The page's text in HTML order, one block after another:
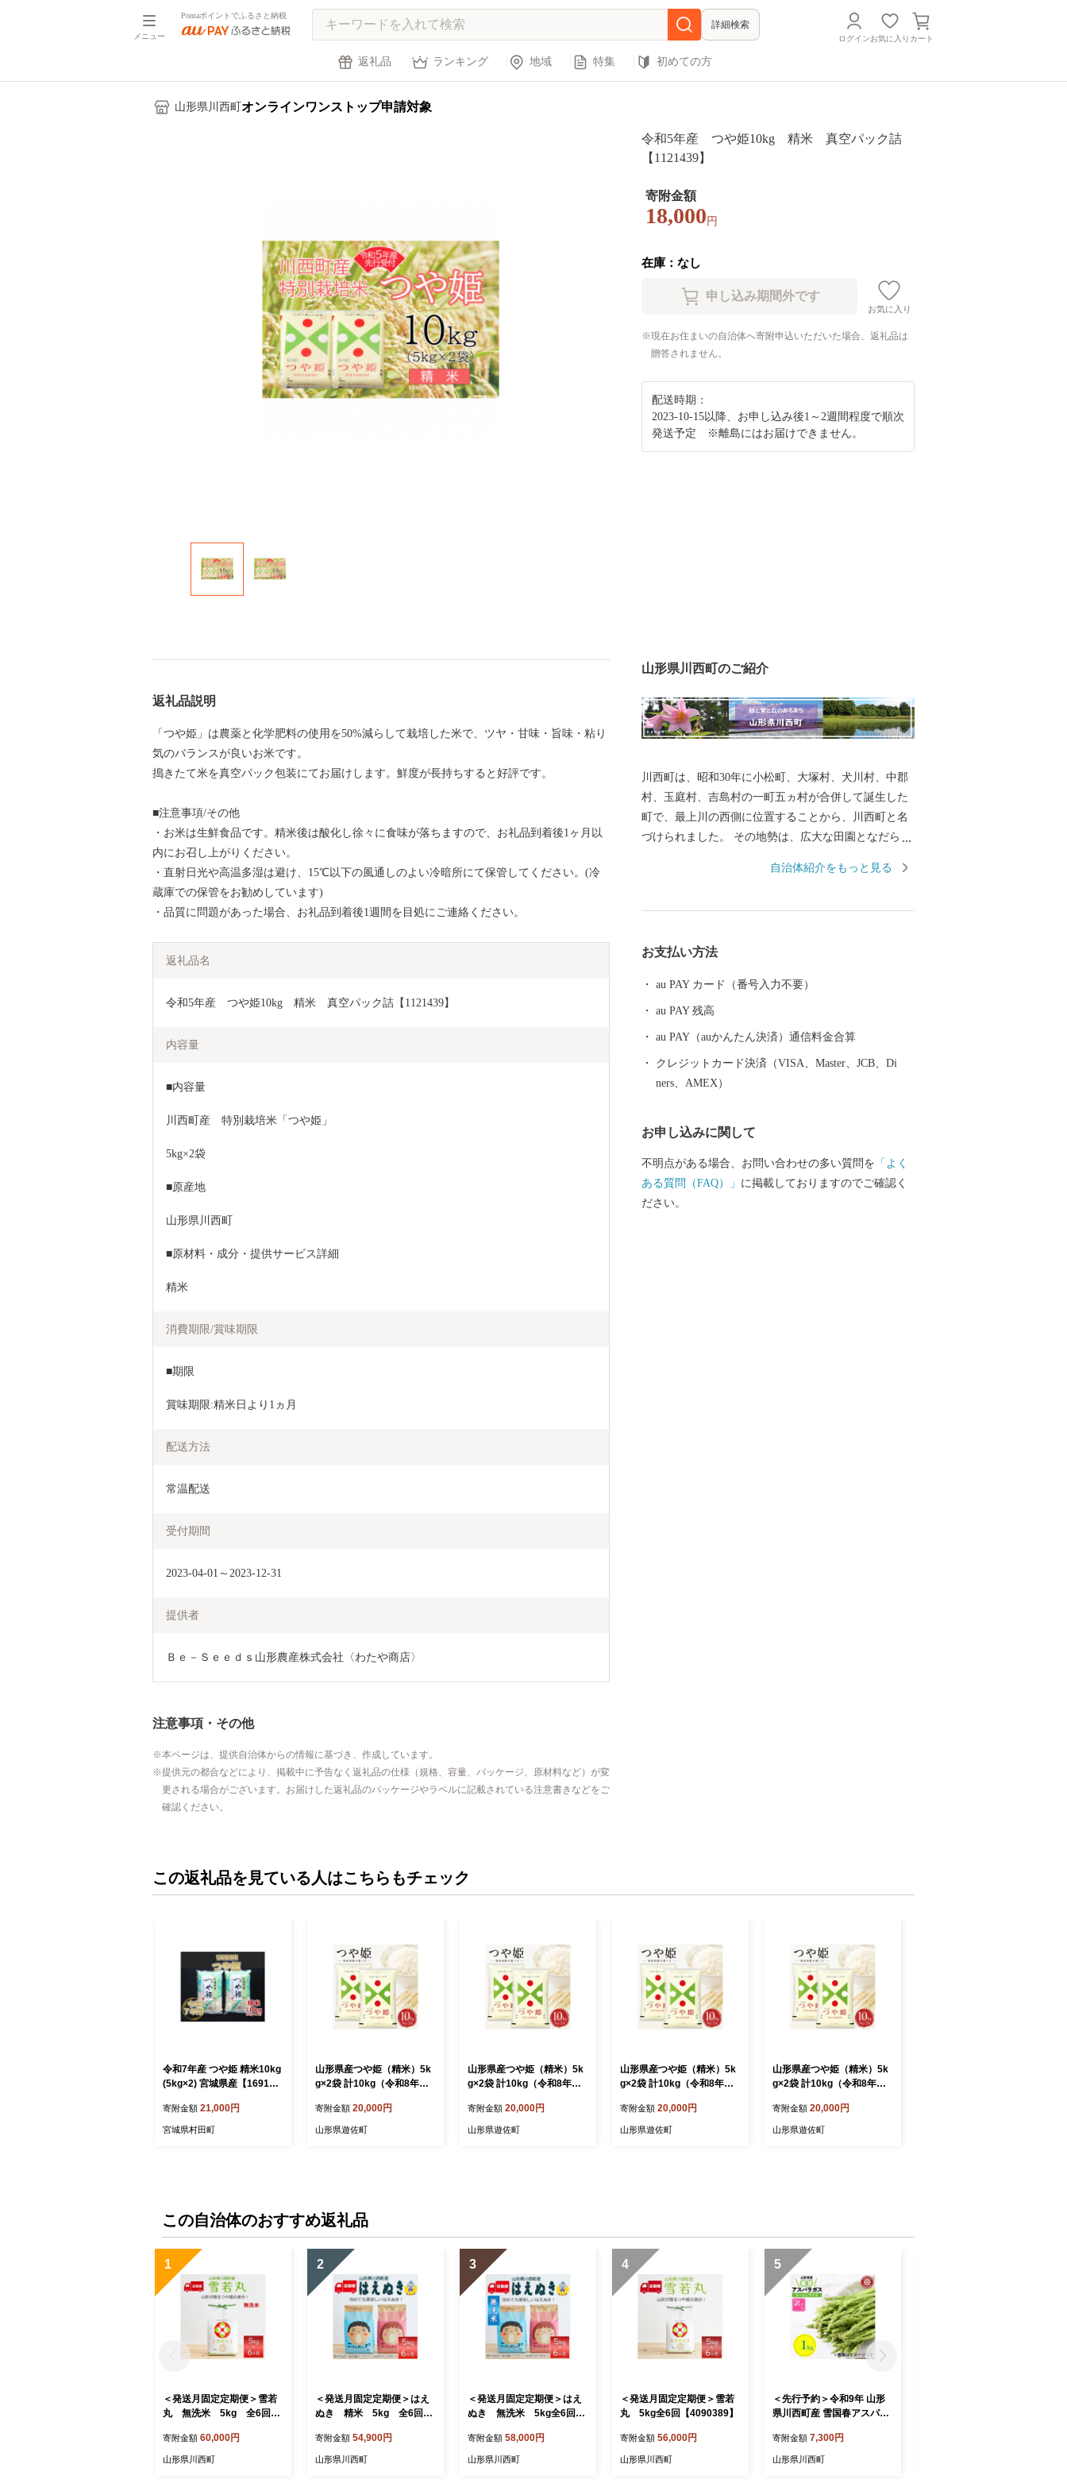
メニュー
Pontaポイントでふるさと納税
詳細検索
ログインお気に入り カート
返礼品 ランキング 地域 特集 初めての方
山形県川西町 オンラインワンストップ申請対象
令和5年産 つや姫10kg 精米 真空パック詰
【1121439】
寄附金額
18,000 円
在庫：なし
お気に入り
現在お住まいの自治体へ寄附申込いただいた場合、返礼品は
贈答されません。
配送時期：
2023-10-15以降、お申し込み後1～2週間程度で順次
発送予定 ※離島にはお届けできません。
返礼品説明
「つや姫」は農薬と化学肥料の使用を50%減らして栽培した米で、ツヤ・甘味・旨味・粘り
気のバランスが良いお米です。
搗きたて米を真空パック包装にてお届けします。鮮度が長持ちすると好評です。
■注意事項/その他
・お米は生鮮食品です。精米後は酸化し徐々に食味が落ちますので、お礼品到着後1ヶ月以
内にお召し上がりください。
・直射日光や高温多湿は避け、15℃以下の風通しのよい冷暗所にて保管してください。(冷
蔵庫での保管をお勧めしています)
・品質に問題があった場合、お礼品到着後1週間を目処にご連絡ください。
返礼品名
令和5年産　つや姫10kg　精米　真空パック詰【1121439】
内容量
■内容量
川西町産　特別栽培米「つや姫」
5kg×2袋
■原産地
山形県川西町
■原材料・成分・提供サービス詳細
精米
消費期限/賞味期限
■期限
賞味期限:精米日より1ヵ月
配送方法
常温配送
受付期間
2023-04-01～2023-12-31
提供者
Ｂｅ－Ｓｅｅｄｓ山形農産株式会社〈わたや商店〉
注意事項・その他
本ページは、提供自治体からの情報に基づき、作成しています。
提供元の都合などにより、掲載中に予告なく返礼品の仕様（規格、容量、パッケージ、原材料など）が変
更される場合がございます。お届けした返礼品のパッケージやラベルに記載されている注意書きなどをご
確認ください。
山形県川西町のご紹介
川西町は、昭和30年に小松町、大塚村、犬川村、中郡
村、玉庭村、吉島村の一町五ヵ村が合併して誕生した
町で、最上川の西側に位置することから、川西町と名
づけられました。 その地勢は、広大な田園となだらか
沢牛のおいしさは、町内外から非常に高い評価を受け
の時期まで開園しています。メキシコ原産のダリア
は、ふるさとメキシコの太陽の輝きのように咲き誇
り、多くの来園者で賑わっています。
自治体紹介をもっと見る
お支払い方法
au PAY カード（番号入力不要）
au PAY 残高
au PAY（auかんたん決済）通信料金合算
クレジットカード決済（VISA、Master、JCB、Di
ners、AMEX）
お申し込みに関して
不明点がある場合、お問い合わせの多い質問を 「よく
ある質問（FAQ）」 に掲載しておりますのでご確認く
ださい。
この返礼品を見ている人はこちらもチェック
令和7年産 つや姫 精米10kg
(5kg×2) 宮城県産【169149
寄附金額 21,000円
宮城県村田町
山形県産つや姫（精米）5k
g×2袋 計10kg（令和8年産
寄附金額 20,000円
山形県遊佐町
山形県産つや姫（精米）5k
g×2袋 計10kg（令和8年産
寄附金額 20,000円
山形県遊佐町
山形県産つや姫（精米）5k
g×2袋 計10kg（令和8年産
寄附金額 20,000円
山形県遊佐町
山形県産つや姫（精米）5k
g×2袋 計10kg（令和8年産
寄附金額 20,000円
山形県遊佐町
この自治体のおすすめ返礼品
1
＜発送月固定定期便＞雪若
丸 無洗米 5kg 全6回
寄附金額 60,000円
山形県川西町
2
＜発送月固定定期便＞はえ
ぬき 精米 5kg 全6回
寄附金額 54,900円
山形県川西町
3
＜発送月固定定期便＞はえ
ぬき 無洗米 5kg全6回
寄附金額 58,000円
山形県川西町
4
＜発送月固定定期便＞雪若
丸 5kg全6回【4090389】
寄附金額 56,000円
山形県川西町
5
＜先行予約＞令和9年 山形
県川西町産 雪国春アスパラ
サイズ 1kg【1764703】
寄附金額 7,300円
山形県川西町